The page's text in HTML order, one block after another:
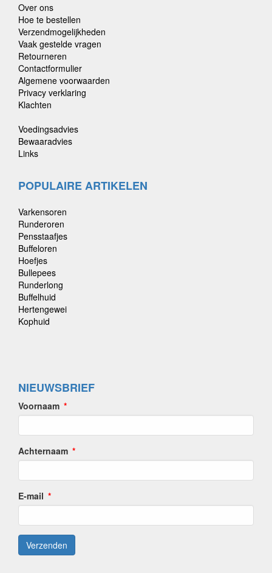
Over ons
Hoe te bestellen
Verzendmogelijkheden
Vaak gestelde vragen
Retourneren
Contactformulier
Algemene voorwaarden
Privacy verklaring
Klachten
Voedingsadvies
Bewaaradvies
Links
POPULAIRE ARTIKELEN
Varkensoren
Runderoren
Pensstaafjes
Buffeloren
Hoefjes
Bullepees
Runderlong
Buffelhuid
Hertengewei
Kophuid
NIEUWSBRIEF
Voornaam
Achternaam
E-mail